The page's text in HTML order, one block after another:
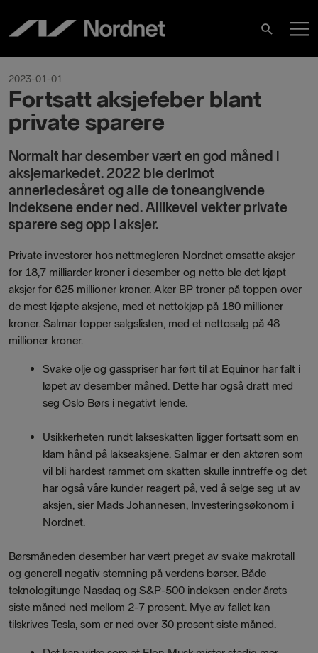
innehåll
Sök
2023-01-01
Fortsatt aksjefeber blant
private sparere
Normalt har desember vært en god måned i
aksjemarkedet. 2022 ble derimot
annerledesåret og alle de toneangivende
indeksene ender ned. Allikevel vekter private
sparere seg opp i aksjer.
Private investorer hos nettmegleren Nordnet omsatte aksjer
for 18,7 milliarder kroner i desember og netto ble det kjøpt
aksjer for 625 millioner kroner. Aker BP troner på toppen over
de mest kjøpte aksjene, med et nettokjøp på 180 millioner
kroner. Salmar topper salgslisten, med et nettosalg på 48
millioner kroner.
Svake olje og gasspriser har ført til at Equinor har falt i
løpet av desember måned. Dette har også dratt med
seg Oslo Børs i negativt lende.
Usikkerheten rundt lakseskatten ligger fortsatt som en
klam hånd på lakseaksjene. Salmar er den aktøren som
vil bli hardest rammet om skatten skulle inntreffe og det
har også våre kunder reagert på, ved å selge seg ut av
aksjen, sier Mads Johannesen, Investeringsøkonom i
Nordnet.
Børsmåneden desember har vært preget av svake makrotall
og generell negativ stemning på verdens børser. Både
teknologitunge Nasdaq og S&P-500 indeksen ender årets
siste måned ned mellom 2-7 prosent. Mye av fallet kan
tilskrives Tesla, som er ned over 30 prosent siste måned.